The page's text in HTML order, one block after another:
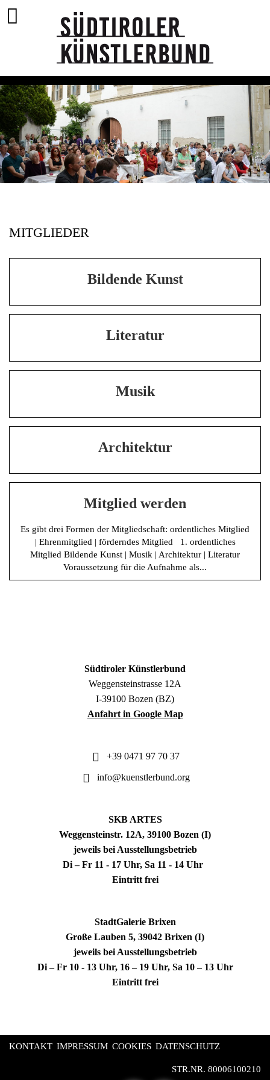
MITGLIEDER
Bildende Kunst
Literatur
Musik
Architektur
Mitglied werden
Es gibt drei Formen der Mitgliedschaft: ordentliches Mitglied
| Ehrenmitglied | förderndes Mitglied 1. ordentliches
Mitglied Bildende Kunst | Musik | Architektur | Literatur
Voraussetzung für die Aufnahme als...
Südtiroler Künstlerbund
Weggensteinstrasse 12A
I-39100 Bozen (BZ)
Anfahrt in Google Map
+39 0471 97 70 37
info@kuenstlerbund.org
SKB ARTES
Weggensteinstr. 12A, 39100 Bozen (I)
jeweils bei Ausstellungsbetrieb
Di – Fr 11 - 17 Uhr, Sa 11 - 14 Uhr
Eintritt frei
StadtGalerie Brixen
Große Lauben 5, 39042 Brixen (I)
jeweils bei Ausstellungsbetrieb
Di – Fr 10 - 13 Uhr, 16 – 19 Uhr, Sa 10 – 13 Uhr
Eintritt frei
KONTAKT IMPRESSUM COOKIES DATENSCHUTZ
STR.NR. 80006100210